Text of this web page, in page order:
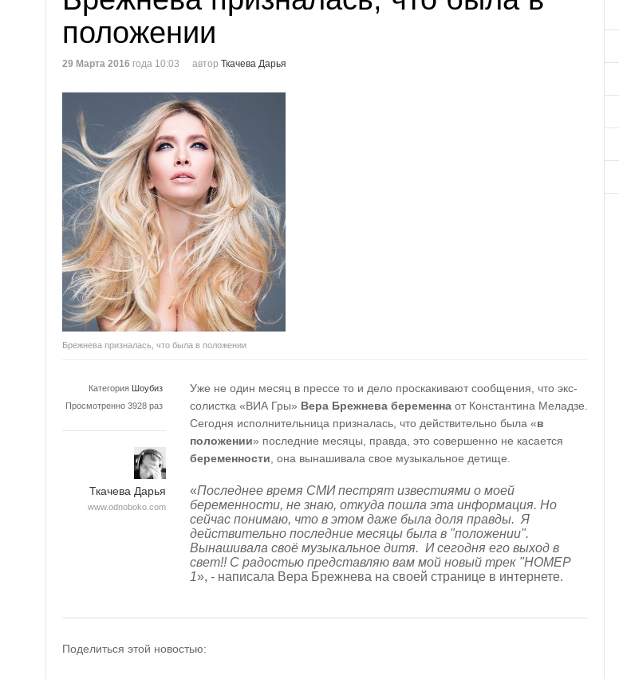
положении
29 Марта 2016 года 10:03 автор Ткачева Дарья
Брежнева призналась, что была в положении
Категория Шоубиз
Просмотренно 3928 раз
Ткачева Дарья
www.odnoboko.com
Уже не один месяц в прессе то и дело проскакивают сообщения, что экс-
солистка «ВИА Гры» Вера Брежнева беременна от Константина Меладзе.
Сегодня исполнительница призналась, что действительно была «в
положении» последние месяцы, правда, это совершенно не касается
беременности , она вынашивала свое музыкальное детище.
«Последнее время СМИ пестрят известиями о моей
беременности, не знаю, откуда пошла эта информация. Но
сейчас понимаю, что в этом даже была доля правды. Я
действительно последние месяцы была в "положении".
Вынашивала своё музыкальное дитя. И сегодня его выход в
свет!! С радостью представляю вам мой новый трек "НОМЕР
1», - написала Вера Брежнева на своей странице в интернете.
Поделиться этой новостью: